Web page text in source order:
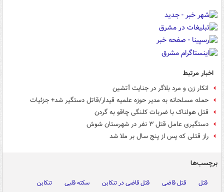
اخبار مرتبط
انکار زن و مرد بلاگر در جنایت آتشین
حمله مسلحانه به مدیر حوزه علمیه قیدار/قاتل دستگیر شد+ جزئیات
قتل هولناک با ضربات کلنگی چاقو به گردن
دستگیری عامل قتل ۳ نفر در شهرستان شوش
راز قتلی که پس از پنج سال بر ملا شد
برچسب‌ها
قتل قتل قاضی قتل قاضی در تنکابن سکته قلبی
تنکابن